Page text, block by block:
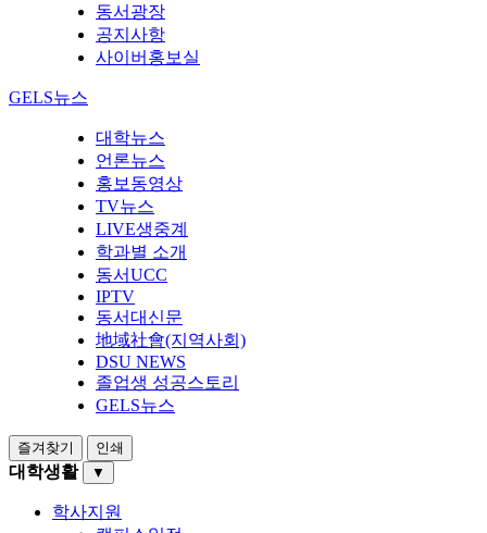
동서광장
공지사항
사이버홍보실
GELS뉴스
대학뉴스
언론뉴스
홍보동영상
TV뉴스
LIVE생중계
학과별 소개
동서UCC
IPTV
동서대신문
地域社會(지역사회)
DSU NEWS
졸업생 성공스토리
GELS뉴스
즐겨찾기 인쇄
대학생활 ▼
학사지원